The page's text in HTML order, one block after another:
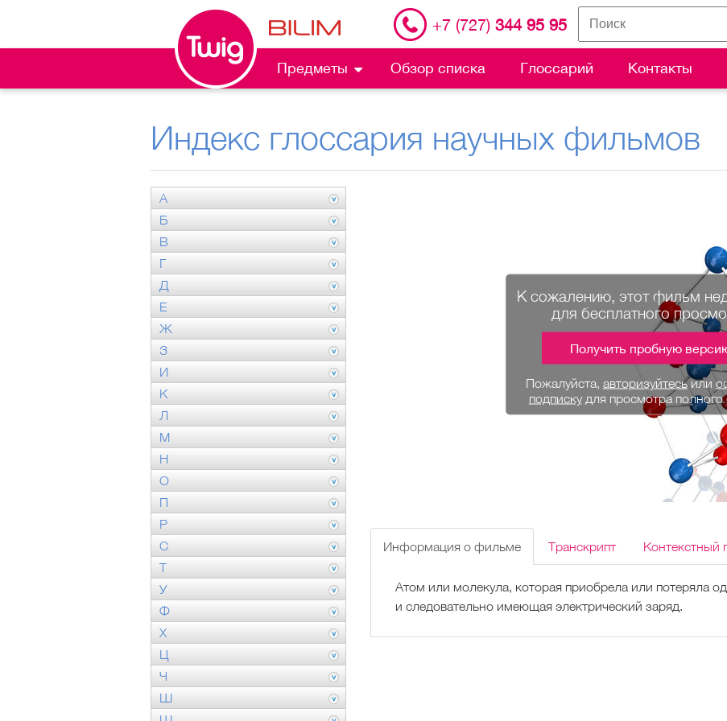
+7 (727) 344 95 95
Предметы Обзор списка Глоссарий Контакты
Индекс глоссария научных фильмов
А
Б
В
Г
Д
Е
Ж
З
И
К
Л
М
Н
О
П
Р
С
Т
У
Ф
Х
Ц
Ч
Ш
К сожалению, этот фильм
для бесплатного
Получить пробную
Пожалуйста, авторизуйтесьили
подпискудля просмотра
Информация о фильме Транскрипт Контекстный
Атом или молекула, которая приобрела или потеряла
и следовательно имеющая электрический заряд.